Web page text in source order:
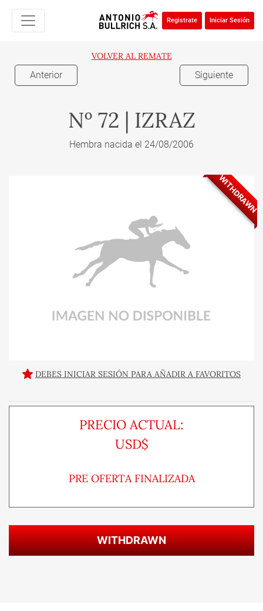
Registrate Iniciar Sesión
Anterior
VOLVER AL REMATE
Nº 72 | IZRAZ
Hembra nacida el 24/08/2006
Siguiente
WITHDRAWN
DEBES INICIAR SESIÓN PARA AÑADIR A FAVORITOS
PRECIO ACTUAL:
USD$
PRE OFERTA FINALIZADA
WITHDRAWN